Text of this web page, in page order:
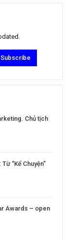
Subscribe
Chủ tịch
“Kể Chuyện”
Awards – open